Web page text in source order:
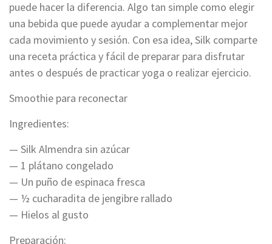
puede hacer la diferencia. Algo tan simple como elegir
una bebida que puede ayudar a complementar mejor
cada movimiento y sesión. Con esa idea, Silk comparte
una receta práctica y fácil de preparar para disfrutar
antes o después de practicar yoga o realizar ejercicio.
Smoothie para reconectar
Ingredientes:
— Silk Almendra sin azúcar
— 1 plátano congelado
— Un puño de espinaca fresca
— ½ cucharadita de jengibre rallado
— Hielos al gusto
Preparación: